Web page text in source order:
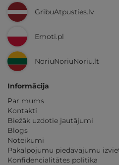
GribuAtpusties.lv
Emoti.pl
NoriuNoriuNoriu.lt
Informācija
Par mums
Kontakti
Biežāk uzdotie jautājumi
Blogs
Noteikumi
Pakalpojumu piedāvājumu
Konfidencialitātes politika